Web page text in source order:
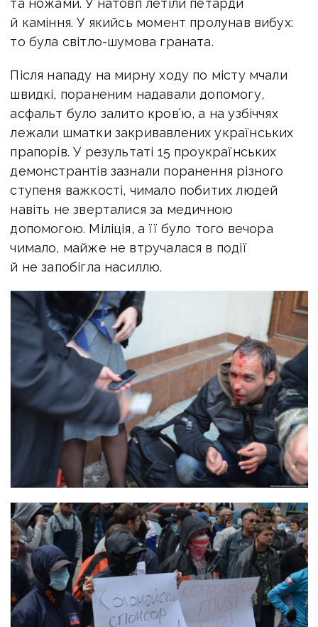
та ножами. У натовп летіли петарди
й каміння. У якийсь момент пролунав вибух:
то була світло-шумова граната.
Після нападу на мирну ходу по місту мчали
швидкі, пораненим надавали допомогу,
асфальт було залито кров’ю, а на узбіччях
лежали шматки закривавлених українських
прапорів. У результаті 15 проукраїнських
демонстрантів зазнали поранення різного
ступеня важкості, чимало побитих людей
навіть не зверталися за медичною
допомогою. Міліція, а її було того вечора
чимало, майже не втручалася в події
й не запобігла насиллю.